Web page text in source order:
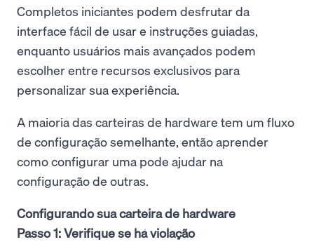
Completos iniciantes podem desfrutar da
interface fácil de usar e instruções guiadas,
enquanto usuários mais avançados podem
escolher entre recursos exclusivos para
personalizar sua experiência.
A maioria das carteiras de hardware tem um fluxo
de configuração semelhante, então aprender
como configurar uma pode ajudar na
configuração de outras.
Configurando sua carteira de hardware
Passo 1: Verifique se há violação